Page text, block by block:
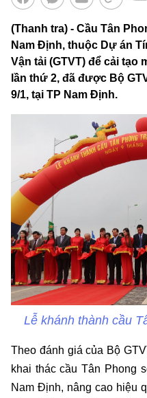
(Thanh tra) - Cầu Tân
Nam Định, thuộc Dự án
Vận tải (GTVT) để cải
lần thứ 2, đã được Bộ
9/1, tại TP Nam Định.
Lễ khánh thành cầu
Theo đánh giá của Bộ
khai thác cầu Tân Phong
Nam Định, nâng cao hiệu